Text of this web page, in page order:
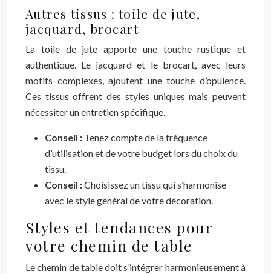
Autres tissus : toile de jute,
jacquard, brocart
La toile de jute apporte une touche rustique et
authentique. Le jacquard et le brocart, avec leurs
motifs complexes, ajoutent une touche d’opulence.
Ces tissus offrent des styles uniques mais peuvent
nécessiter un entretien spécifique.
Conseil : Tenez compte de la fréquence
d’utilisation et de votre budget lors du choix du
tissu.
Conseil :Choisissez un tissu qui s’harmonise
avec le style général de votre décoration.
Styles et tendances pour
votre chemin de table
Le chemin de table doit s’intégrer harmonieusement à